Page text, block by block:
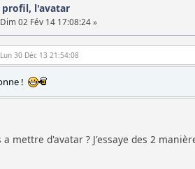
profil, l'avatar
Dim 02 Fév 14 17:08:24 »
30 Déc 13 21:54:08
!
mettre d'avatar ? J'essaye des 2